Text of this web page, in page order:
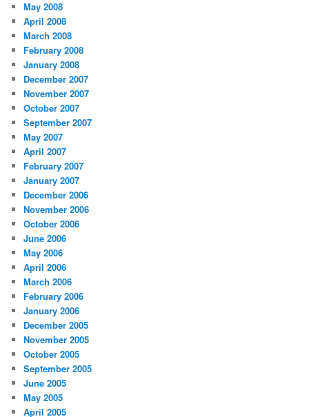
May 2008
April 2008
March 2008
February 2008
January 2008
December 2007
November 2007
October 2007
September 2007
May 2007
April 2007
February 2007
January 2007
December 2006
November 2006
October 2006
June 2006
May 2006
April 2006
March 2006
February 2006
January 2006
December 2005
November 2005
October 2005
September 2005
June 2005
May 2005
April 2005